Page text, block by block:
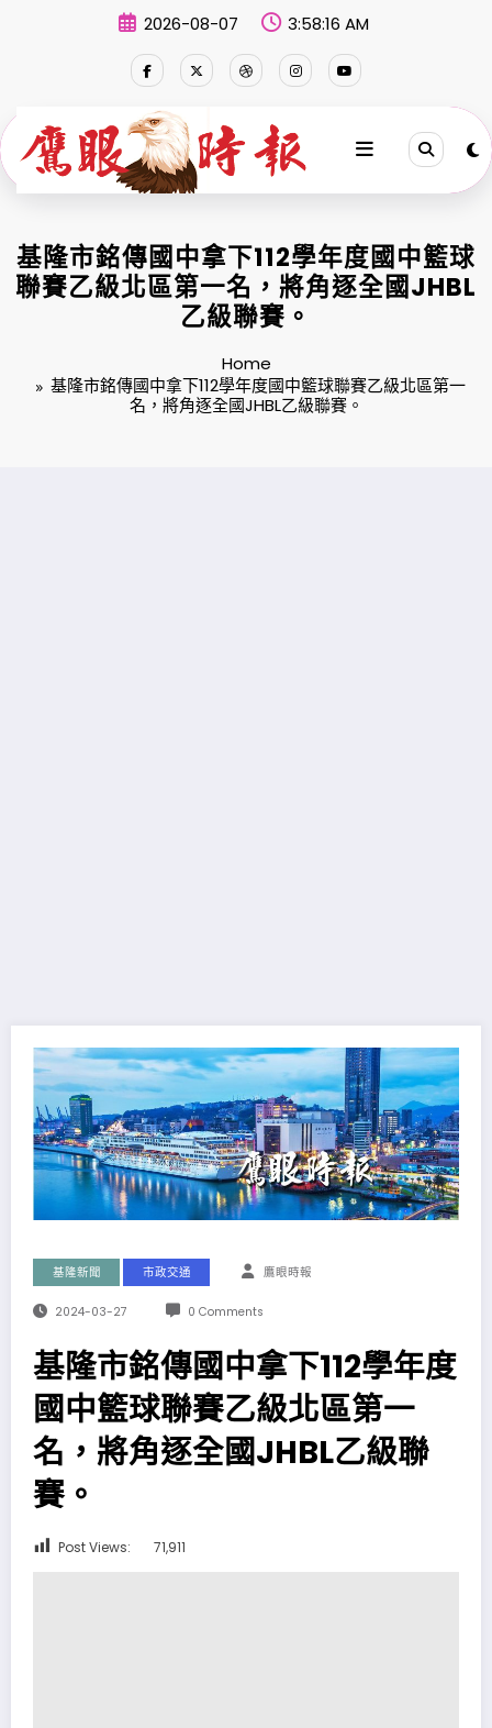
2026-08-07 3:58:17 AM
基隆市銘傳國中拿下112學年度國中籃球
聯賽乙級北區第一名，將角逐全國JHBL
乙級聯賽。
Home
基隆市銘傳國中拿下112學年度國中籃球聯賽乙級北區第一
名，將角逐全國JHBL乙級聯賽。
基隆新聞 市政交通 鷹眼時報
2024-03-27 0 Comments
基隆市銘傳國中拿下112學年度
國中籃球聯賽乙級北區第一
名，將角逐全國JHBL乙級聯
賽。
Post Views: 71,911